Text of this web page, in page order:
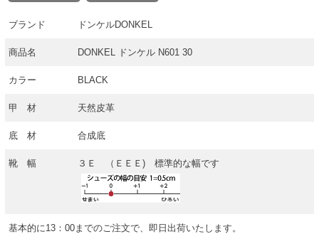
ブランド ドンケルDONKEL
商品名 DONKEL ドンケル N601 30
カラー BLACK
甲 材 天然皮革
底 材 合成底
靴 幅 ３Ｅ （ＥＥＥ) 標準的な幅です
基本的に13：00までのご注文で、即日出荷いたします。